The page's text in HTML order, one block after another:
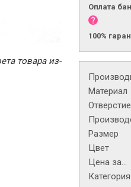
товара из-
Оплата
100%
Материал
Отверстие
Размер
Цвет
Цена за...
Категория